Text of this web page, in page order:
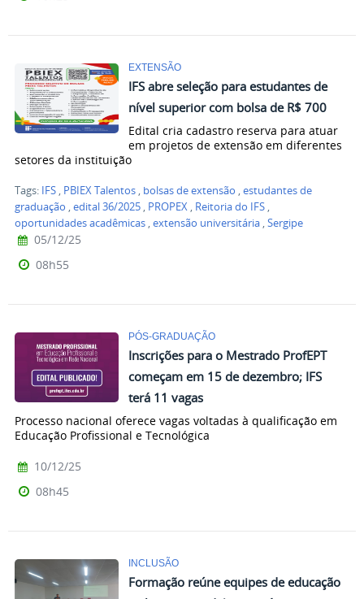
EXTENSÃO
IFS abre seleção para estudantes de
nível superior com bolsa de R$ 700
Edital cria cadastro reserva para atuar
em projetos de extensão em diferentes
setores da instituição
Tags: IFS , PBIEX Talentos , bolsas de extensão ,estudantes de
graduação ,edital 36/2025 , PROPEX , Reitoria do IFS ,
oportunidades acadêmicas ,extensão universitária ,Sergipe
05/12/25
08h55
PÓS-GRADUAÇÃO
Inscrições para o Mestrado ProfEPT
começam em 15 de dezembro; IFS
terá 11 vagas
Processo nacional oferece vagas voltadas à qualificação em
Educação Profissional e Tecnológica
10/12/25
08h45
INCLUSÃO
Formação reúne equipes de educação